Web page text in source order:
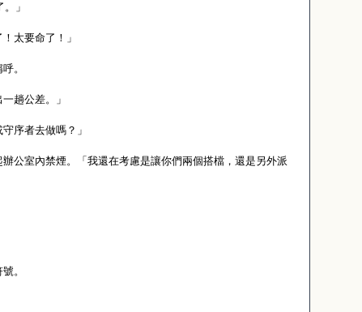
。」
太要命了！」
。
趟公差。」
序者去做嗎？」
公室內禁煙。「我還在考慮是讓你們兩個搭檔，還是另外派
。